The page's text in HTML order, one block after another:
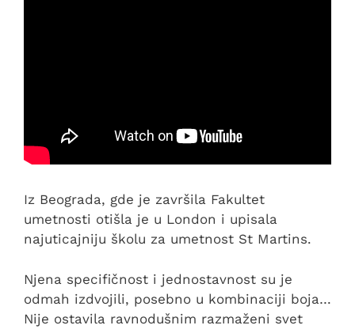
Iz Beograda, gde je završila Fakultet
umetnosti otišla je u London i upisala
najuticajniju školu za umetnost St Martins.
Njena specifičnost i jednostavnost su je
odmah izdvojili, posebno u kombinaciji boja…
Nije ostavila ravnodušnim razmaženi svet